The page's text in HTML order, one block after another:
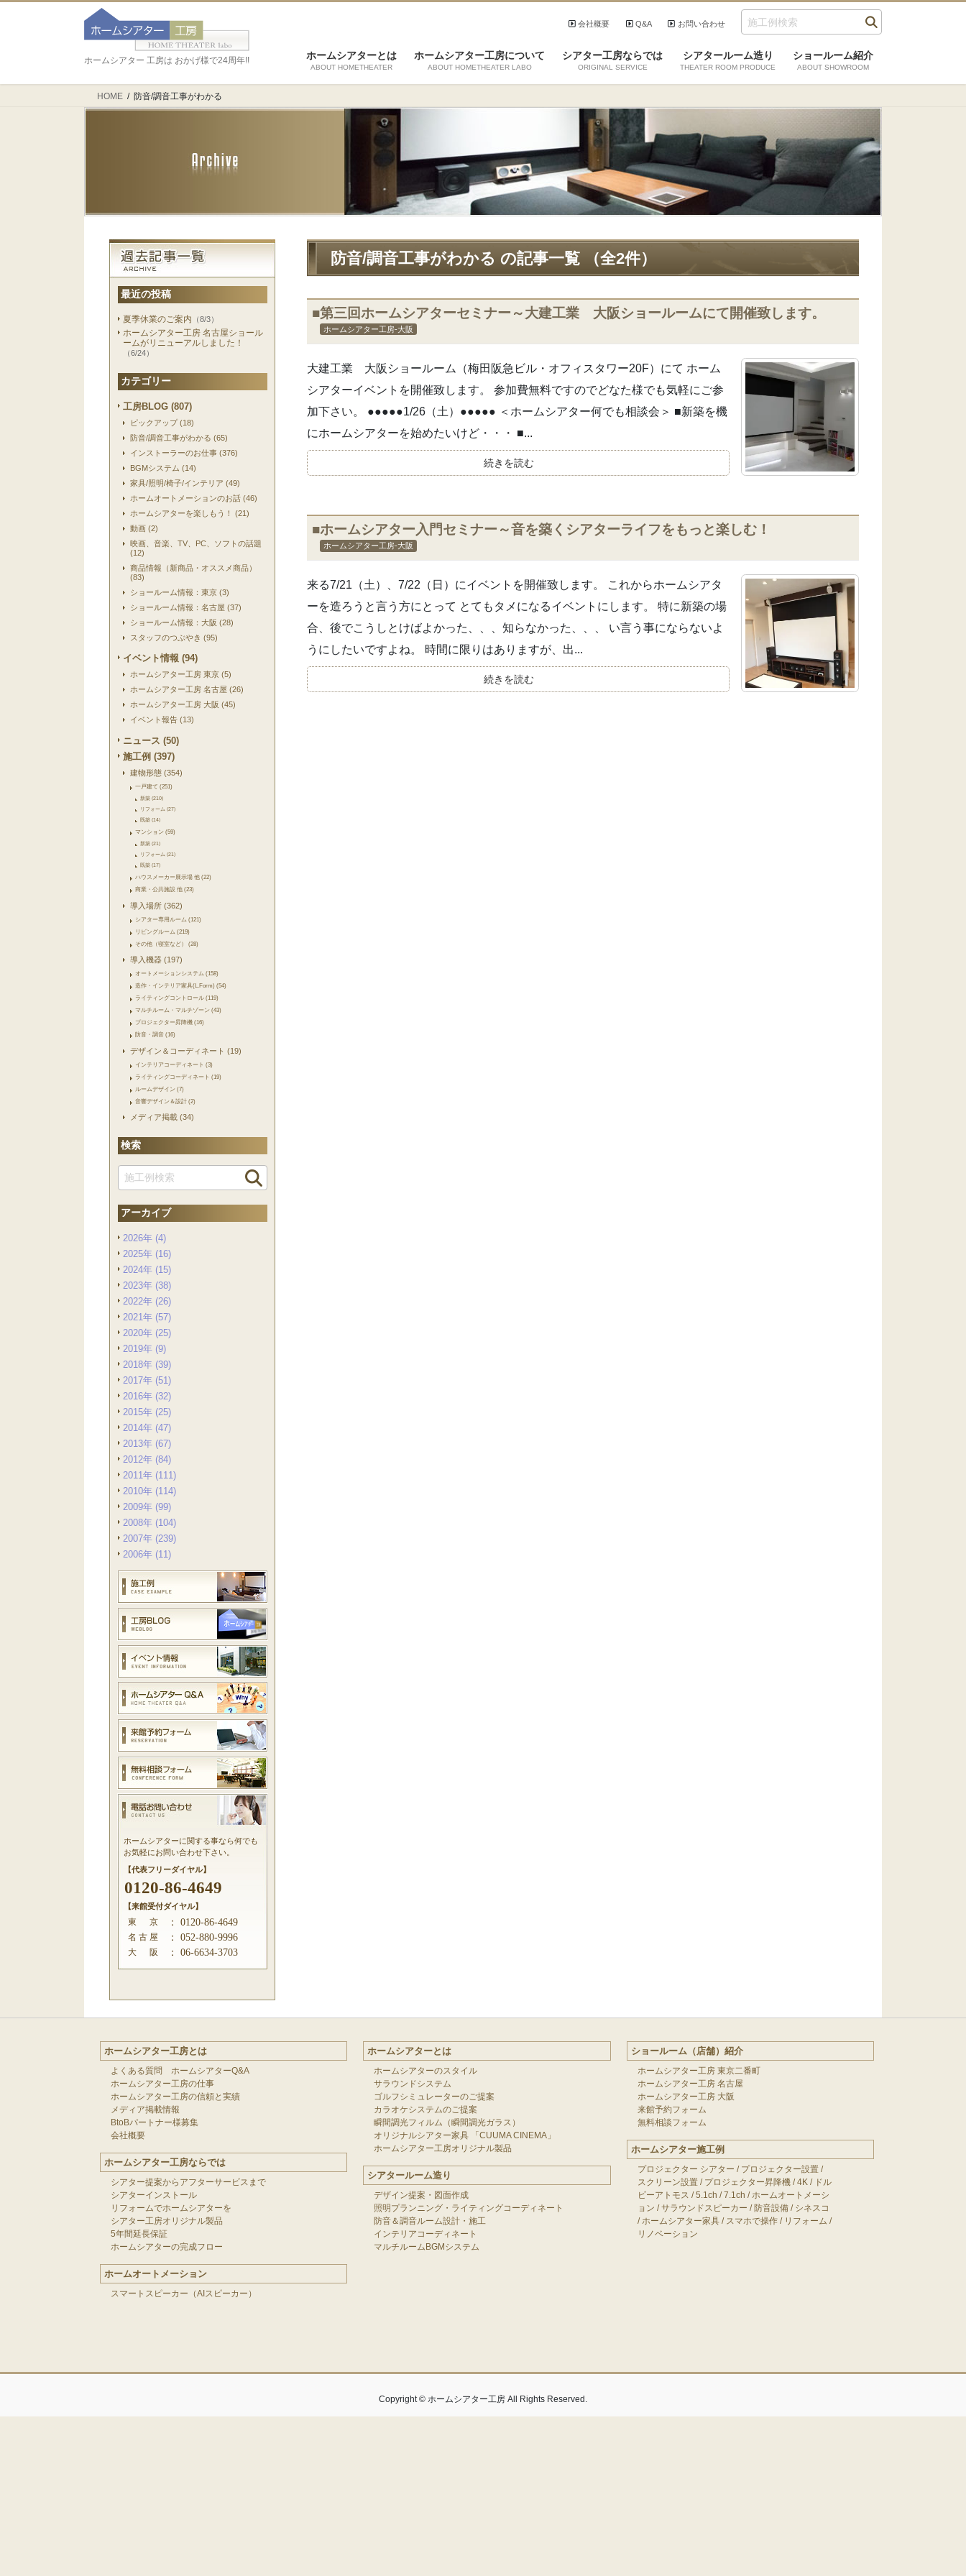
お問い合わせ
Q&A
会社概要
ホームシアター 工房は おかげ様で24周年!! ホームシアターとは
ABOUT HOMETHEATER
ホームシアター工房について
ABOUT HOMETHEATER LABO
シアター工房ならでは
ORIGINAL SERVICE
シアタールーム造り
THEATER ROOM PRODUCE
ショールーム紹介
ABOUT SHOWROOM
HOME 防音/調音工事がわかる
最近の投稿
夏季休業のご案内 （8/3）
ホームシアター工房 名古屋ショール
ームがリニューアルしました！
（6/24）
カテゴリー
工房BLOG (807)
ピックアップ (18)
防音/調音工事がわかる (65)
インストーラーのお仕事 (376)
BGMシステム (14)
家具/照明/椅子/インテリア (49)
ホームオートメーションのお話 (46)
ホームシアターを楽しもう！ (21)
動画 (2)
映画、音楽、TV、PC、ソフトの話題
(12)
商品情報（新商品・オススメ商品）
(83)
ショールーム情報：東京 (3)
ショールーム情報：名古屋 (37)
ショールーム情報：大阪 (28)
スタッフのつぶやき (95)
イベント情報 (94)
ホームシアター工房 東京 (5)
ホームシアター工房 名古屋 (26)
ホームシアター工房 大阪 (45)
イベント報告 (13)
ニュース (50)
施工例 (397)
建物形態 (354)
一戸建て (251)
新築 (210)
リフォーム (27)
既築 (14)
マンション (59)
新築 (21)
リフォーム (21)
既築 (17)
ハウスメーカー展示場 他 (22)
商業・公共施設 他 (23)
導入場所 (362)
シアター専用ルーム (121)
リビングルーム (219)
その他（寝室など） (28)
導入機器 (197)
オートメーションシステム (158)
造作・インテリア家具(L.Form) (54)
ライティングコントロール (119)
マルチルーム・マルチゾーン (43)
プロジェクター昇降機 (16)
防音・調音 (16)
デザイン＆コーディネート (19)
インテリアコーディネート (3)
ライティングコーディネート (19)
ルームデザイン (7)
音響デザイン＆設計 (2)
メディア掲載 (34)
検索
アーカイブ
2026年 (4)
2025年 (16)
2024年 (15)
2023年 (38)
2022年 (26)
2021年 (57)
2020年 (25)
2019年 (9)
2018年 (39)
2017年 (51)
2016年 (32)
2015年 (25)
2014年 (47)
2013年 (67)
2012年 (84)
2011年 (111)
2010年 (114)
2009年 (99)
2008年 (104)
2007年 (239)
2006年 (11)
ホームシアターに関する事なら何でも
お気軽にお問い合わせ下さい。
【代表フリーダイヤル】
0120-86-4649
【来館受付ダイヤル】
東 京 ： 0120-86-4649
名 古 屋 ： 052-880-9996
大 阪 ： 06-6634-3703
防音/調音工事がわかる の記事一覧 （全2件）
■第三回ホームシアターセミナー～大建工業 大阪ショールームにて開催致します。
ホームシアター工房-大阪
大建工業 大阪ショールーム（梅田阪急ビル・オフィスタワー20F）にて ホーム
シアターイベントを開催致します。 参加費無料ですのでどなた様でも気軽にご参
加下さい。 ●●●●●1/26（土）●●●●● ＜ホームシアター何でも相談会＞ ■新築を機
にホームシアターを始めたいけど・・・ ■...
続きを読む
■ホームシアター入門セミナー～音を築くシアターライフをもっと楽しむ！
ホームシアター工房-大阪
来る7/21（土）、7/22（日）にイベントを開催致します。 これからホームシアタ
ーを造ろうと言う方にとって とてもタメになるイベントにします。 特に新築の場
合、後でこうしとけばよかった、、、知らなかった、、、 い言う事にならないよ
うにしたいですよね。 時間に限りはありますが、出...
続きを読む
ホームシアター工房とは
よくある質問 ホームシアターQ&A
ホームシアター工房の仕事
ホームシアター工房の信頼と実績
メディア掲載情報
BtoBパートナー様募集
会社概要
ホームシアター工房ならでは
シアター提案からアフターサービスまで
シアターインストール
リフォームでホームシアターを
シアター工房オリジナル製品
5年間延長保証
ホームシアターの完成フロー
ホームオートメーション
スマートスピーカー（AIスピーカー）
ホームシアターとは
ホームシアターのスタイル
サラウンドシステム
ゴルフシミュレーターのご提案
カラオケシステムのご提案
瞬間調光フィルム（瞬間調光ガラス）
オリジナルシアター家具 「CUUMA CINEMA」
ホームシアター工房オリジナル製品
シアタールーム造り
デザイン提案・図面作成
照明プランニング・ライティングコーディネート
防音＆調音ルーム設計・施工
インテリアコーディネート
マルチルームBGMシステム
ショールーム（店舗）紹介
ホームシアター工房 東京二番町
ホームシアター工房 名古屋
ホームシアター工房 大阪
来館予約フォーム
無料相談フォーム
ホームシアター施工例
プロジェクター シアター / プロジェクター設置/
スクリーン設置/ プロジェクター昇降機/4K / ドル
ビーアトモス /5.1ch /7.1ch / ホームオートメーシ
ョン /サラウンドスピーカー /防音設備/ シネスコ
/ ホームシアター家具/ スマホで操作/ リフォーム /
リノベーション
Copyright © ホームシアター工房 All Rights Reserved.